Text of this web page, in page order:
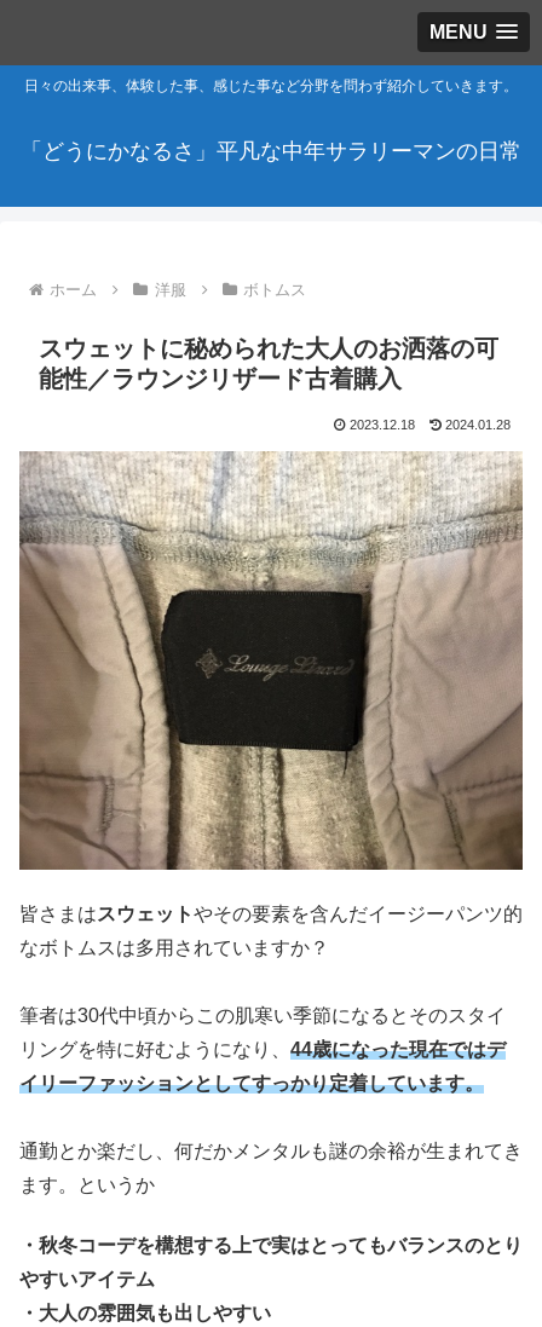
MENU
日々の出来事、体験した事、感じた事など分野を問わず紹介していきます。
「どうにかなるさ」平凡な中年サラリーマンの日常
ホーム 洋服 ボトムス
スウェットに秘められた大人のお洒落の可
能性／ラウンジリザード古着購入
2023.12.18 2024.01.28
皆さまはスウェットやその要素を含んだイージーパンツ的
なボトムスは多用されていますか？
筆者は30代中頃からこの肌寒い季節になるとそのスタイ
リングを特に好むようになり、 44歳になった現在ではデ
イリーファッションとしてすっかり定着しています。
通勤とか楽だし、何だかメンタルも謎の余裕が生まれてき
ます。というか
・秋冬コーデを構想する上で実はとってもバランスのとり
やすいアイテム
・大人の雰囲気も出しやすい